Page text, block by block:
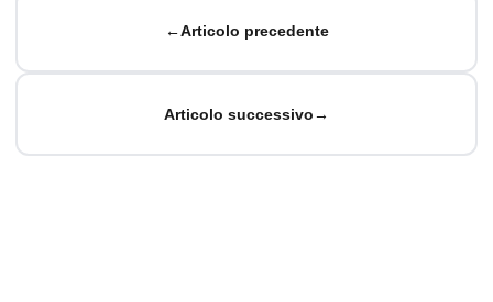
←Articolo precedente
Articolo successivo→